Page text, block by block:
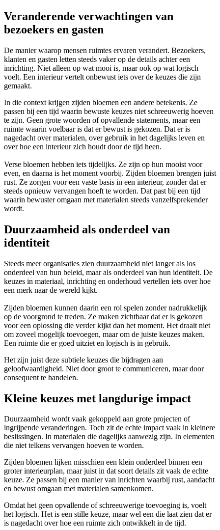
Veranderende verwachtingen van
bezoekers en gasten
De manier waarop mensen ruimtes ervaren verandert. Bezoekers,
klanten en gasten letten steeds vaker op de details achter een
inrichting. Niet alleen op wat mooi is, maar ook op wat logisch
voelt. Een interieur vertelt onbewust iets over de keuzes die zijn
gemaakt.
In die context krijgen zijden bloemen een andere betekenis. Ze
passen bij een tijd waarin bewuste keuzes niet schreeuwerig hoeven
te zijn. Geen grote woorden of opvallende statements, maar een
ruimte waarin voelbaar is dat er bewust is gekozen. Dat er is
nagedacht over materialen, over gebruik in het dagelijks leven en
over hoe een interieur zich houdt door de tijd heen.
Verse bloemen hebben iets tijdelijks. Ze zijn op hun mooist voor
even, en daarna is het moment voorbij. Zijden bloemen brengen juist
rust. Ze zorgen voor een vaste basis in een interieur, zonder dat er
steeds opnieuw vervangen hoeft te worden. Dat past bij een tijd
waarin bewuster omgaan met materialen steeds vanzelfsprekender
wordt.
Duurzaamheid als onderdeel van
identiteit
Steeds meer organisaties zien duurzaamheid niet langer als los
onderdeel van hun beleid, maar als onderdeel van hun identiteit. De
keuzes in materiaal, inrichting en onderhoud vertellen iets over hoe
een merk naar de wereld kijkt.
Zijden bloemen kunnen daarin een rol spelen zonder nadrukkelijk
op de voorgrond te treden. Ze maken zichtbaar dat er is gekozen
voor een oplossing die verder kijkt dan het moment. Het draait niet
om zoveel mogelijk toevoegen, maar om de juiste keuzes maken.
Een ruimte die er goed uitziet en logisch is in gebruik.
Het zijn juist deze subtiele keuzes die bijdragen aan
geloofwaardigheid. Niet door groot te communiceren, maar door
consequent te handelen.
Kleine keuzes met langdurige impact
Duurzaamheid wordt vaak gekoppeld aan grote projecten of
ingrijpende veranderingen. Toch zit de echte impact vaak in kleinere
beslissingen. In materialen die dagelijks aanwezig zijn. In elementen
die niet telkens vervangen hoeven te worden.
Zijden bloemen lijken misschien een klein onderdeel binnen een
groter interieurplan, maar juist in dat soort details zit vaak de echte
keuze. Ze passen bij een manier van inrichten waarbij rust, aandacht
en bewust omgaan met materialen samenkomen.
Omdat het geen opvallende of schreeuwerige toevoeging is, voelt
het logisch. Het is een stille keuze, maar wel een die laat zien dat er
is nagedacht over hoe een ruimte zich ontwikkelt in de tijd.